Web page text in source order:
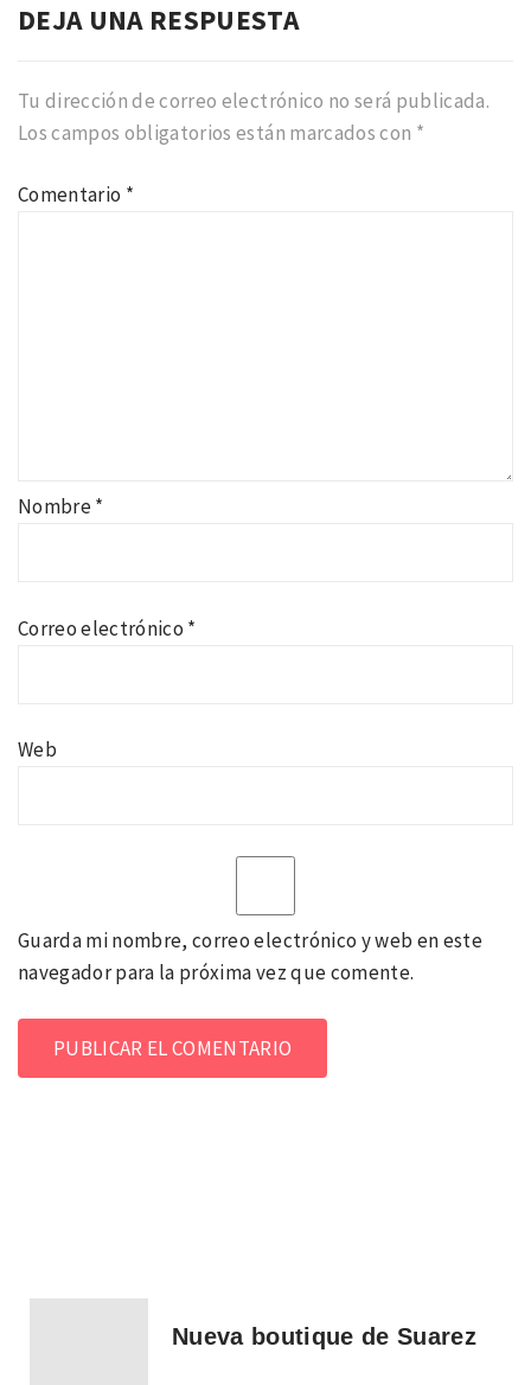
DEJA UNA RESPUESTA
Tu dirección de correo electrónico no será publicada.
Los campos obligatorios están marcados con *
Comentario *
Nombre*
Correo electrónico *
Web
Guarda mi nombre, correo electrónico y web en este
navegador para la próxima vez que comente.
Nueva boutique de Suarez